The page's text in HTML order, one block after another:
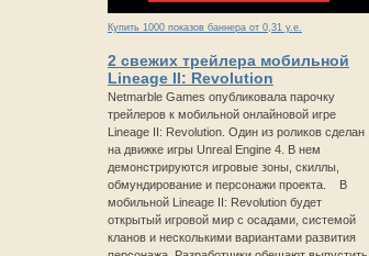
Купить 1000 показов баннера от 0,31 у.е.
2 свежих трейлера мобильной
Lineage II: Revolution
Netmarble Games опубликовала парочку
трейлеров к мобильной онлайновой игре
Lineage II: Revolution. Один из роликов сделан
на движке игры Unreal Engine 4. В нем
демонстрируются игровые зоны, скиллы,
обмундирование и персонажи проекта. В
мобильной Lineage II: Revolution будет
открытый игровой мир с осадами, системой
кланов и несколькими вариантами развития